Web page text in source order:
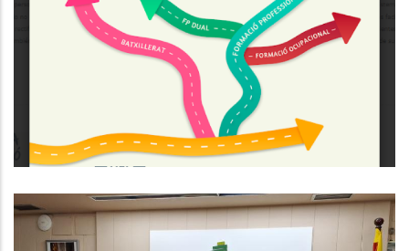
TERCERA EDICIÓ DE LA FIRA DE
FORMACIÓ
Educació Joventut